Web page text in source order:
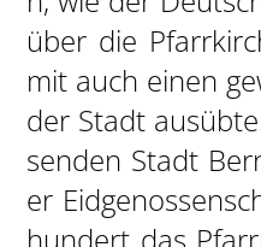
über die
mit auch einen
der Stadt
senden Stadt
er
hundert das